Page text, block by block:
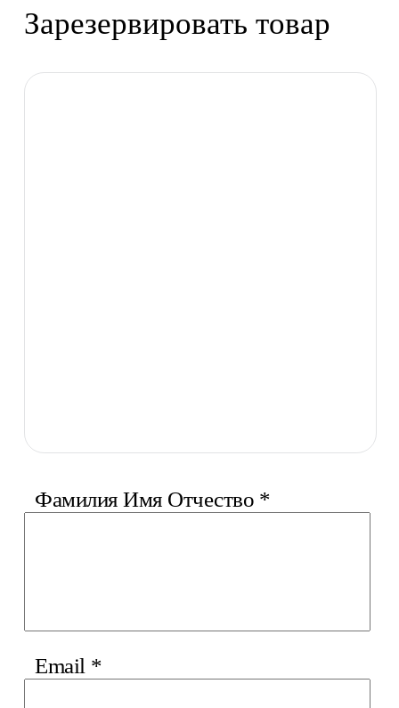
Зарезервировать товар
Фамилия Имя Отчество *
Email *